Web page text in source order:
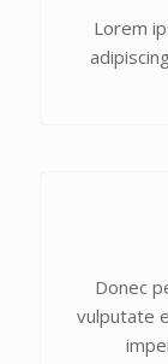
Lorem
Donec
vulputate